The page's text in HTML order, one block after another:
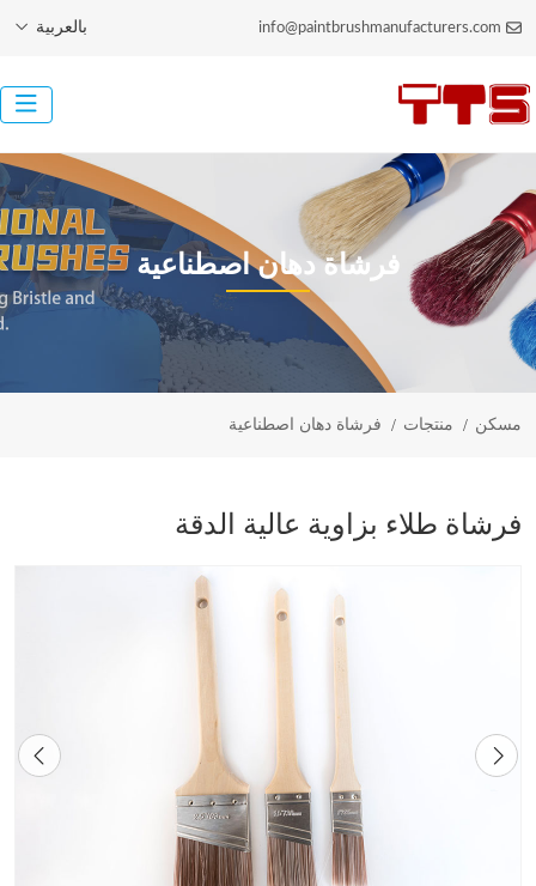
info@paintbrushmanufacturers.com بالعربية
فرشاة دهان اصطناعية
مسكن منتجات فرشاة دهان اصطناعية
فرشاة طلاء بزاوية عالية الدقة